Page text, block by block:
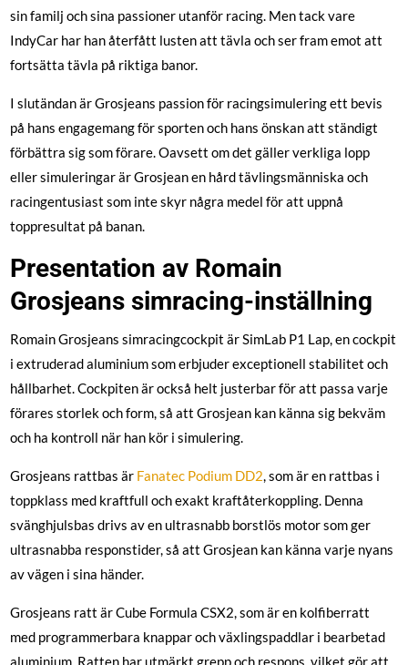
sin familj och sina passioner utanför racing. Men tack vare
IndyCar har han återfått lusten att tävla och ser fram emot att
fortsätta tävla på riktiga banor.
I slutändan är Grosjeans passion för racingsimulering ett bevis
på hans engagemang för sporten och hans önskan att ständigt
förbättra sig som förare. Oavsett om det gäller verkliga lopp
eller simuleringar är Grosjean en hård tävlingsmänniska och
racingentusiast som inte skyr några medel för att uppnå
toppresultat på banan.
Presentation av Romain
Grosjeans simracing-inställning
Romain Grosjeans simracingcockpit är SimLab P1 Lap, en cockpit
i extruderad aluminium som erbjuder exceptionell stabilitet och
hållbarhet. Cockpiten är också helt justerbar för att passa varje
förares storlek och form, så att Grosjean kan känna sig bekväm
och ha kontroll när han kör i simulering.
Grosjeans rattbas är Fanatec Podium DD2, som är en rattbas i
toppklass med kraftfull och exakt kraftåterkoppling. Denna
svänghjulsbas drivs av en ultrasnabb borstlös motor som ger
ultrasnabba responstider, så att Grosjean kan känna varje nyans
av vägen i sina händer.
Grosjeans ratt är Cube Formula CSX2, som är en kolfiberratt
med programmerbara knappar och växlingspaddlar i bearbetad
aluminium. Ratten har utmärkt grepp och respons, vilket gör att